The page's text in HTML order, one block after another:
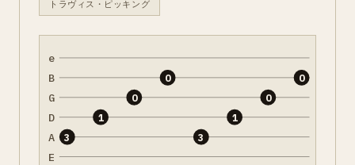
トラヴィス・ピッキング
e
B
G
D
A
E
3
1
0
0
3
1
0
0